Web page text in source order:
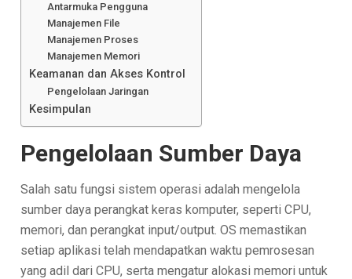
Antarmuka Pengguna
Manajemen File
Manajemen Proses
Manajemen Memori
Keamanan dan Akses Kontrol
Pengelolaan Jaringan
Kesimpulan
Pengelolaan Sumber Daya
Salah satu fungsi sistem operasi adalah mengelola
sumber daya perangkat keras komputer, seperti CPU,
memori, dan perangkat input/output. OS memastikan
setiap aplikasi telah mendapatkan waktu pemrosesan
yang adil dari CPU, serta mengatur alokasi memori untuk